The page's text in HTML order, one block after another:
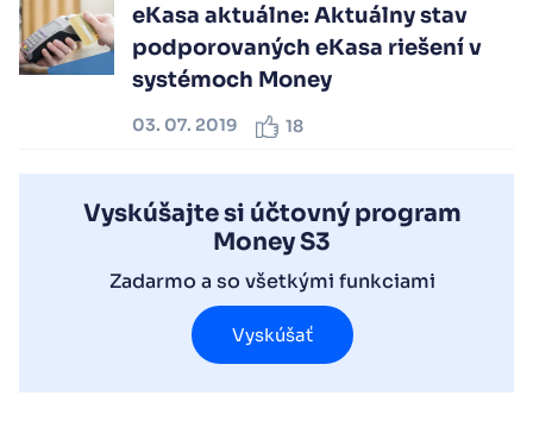
eKasa aktuálne: Aktuálny stav
podporovaných eKasa riešení v
systémoch Money
03. 07. 2019 18
Vyskúšajte si účtovný program
Money S3
Zadarmo a so všetkými funkciami
Vyskúšať